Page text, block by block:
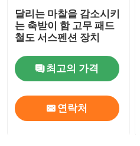
달리는 마찰을 감소시키
는 축받이 함 고무 패드
철도 서스펜션 장치
최고의 가격
연락처